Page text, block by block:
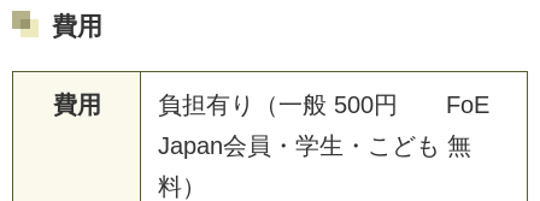
費用
費用
負担有り（一般 500円 FoE
Japan会員・学生・こども 無
料）